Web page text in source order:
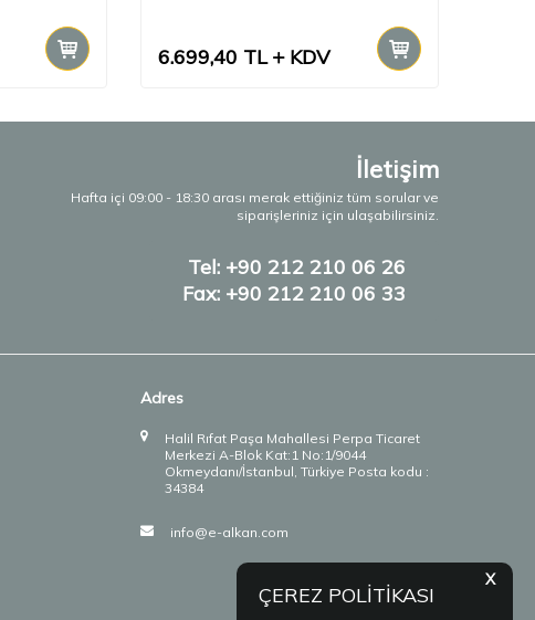
X
ÇEREZ POLİTİKASI
6.699,40 TL KDV
İletişim
Hafta içi 09:00 - 18:30 arası merak ettiğiniz tüm sorular ve
siparişleriniz için ulaşabilirsiniz.
Tel: +90 212 210 06 26
Fax: +90 212 210 06 33
Adres
Halil Rıfat Paşa Mahallesi Perpa Ticaret
Merkezi A-Blok Kat:1 No:1/9044
Okmeydanı/İstanbul, Türkiye Posta kodu :
34384
info@e-alkan.com